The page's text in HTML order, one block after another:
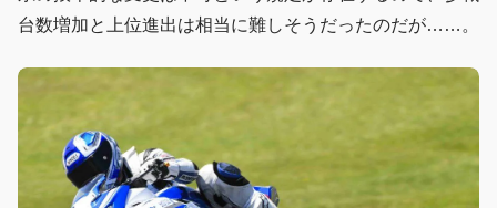
台数増加と上位進出は相当に難しそうだったのだが……。